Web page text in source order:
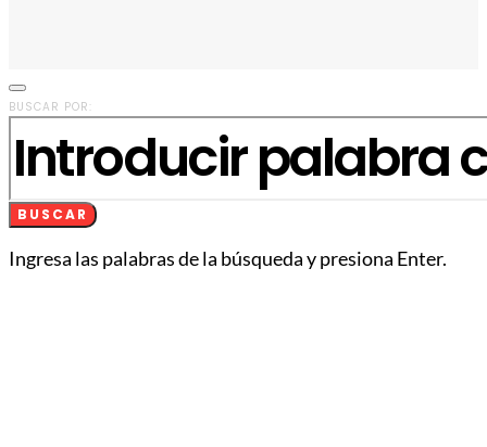
BUSCAR POR:
BUSCAR
Ingresa las palabras de la búsqueda y presiona Enter.